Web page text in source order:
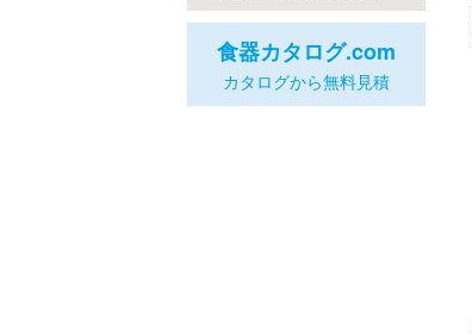
食器カタログ.com
カタログから無料見積